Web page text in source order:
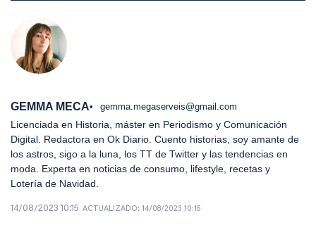
GEMMA MECA gemma.megaserveis@gmail.com
Licenciada en Historia, máster en Periodismo y Comunicación
Digital. Redactora en Ok Diario. Cuento historias, soy amante de
los astros, sigo a la luna, los TT de Twitter y las tendencias en
moda. Experta en noticias de consumo, lifestyle, recetas y
Lotería de Navidad.
14/08/2023 10:15 ACTUALIZADO: 14/08/2023 10:15